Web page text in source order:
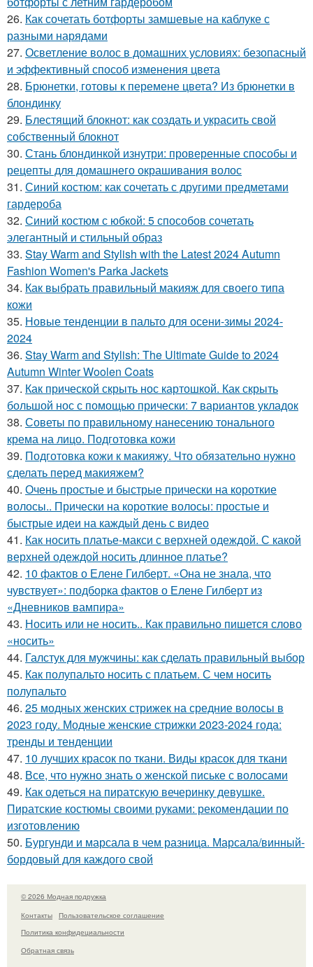
26. Как сочетать ботфорты замшевые на каблуке с
разными нарядами
27. Осветление волос в домашних условиях: безопасный
и эффективный способ изменения цвета
28. Брюнетки, готовы к перемене цвета? Из брюнетки в
блондинку
29. Блестящий блокнот: как создать и украсить свой
собственный блокнот
30. Стань блондинкой изнутри: проверенные способы и
рецепты для домашнего окрашивания волос
31. Синий костюм: как сочетать с другими предметами
гардероба
32. Синий костюм с юбкой: 5 способов сочетать
элегантный и стильный образ
33. Stay Warm and Stylish with the Latest 2024 Autumn
Fashion Women's Parka Jackets
34. Как выбрать правильный макияж для своего типа
кожи
35. Новые тенденции в пальто для осени-зимы 2024-
2024
36. Stay Warm and Stylish: The Ultimate Guide to 2024
Autumn Winter Woolen Coats
37. Как прической скрыть нос картошкой. Как скрыть
большой нос с помощью прически: 7 вариантов укладок
38. Советы по правильному нанесению тонального
крема на лицо. Подготовка кожи
39. Подготовка кожи к макияжу. Что обязательно нужно
сделать перед макияжем?
40. Очень простые и быстрые прически на короткие
волосы.. Прически на короткие волосы: простые и
быстрые идеи на каждый день с видео
41. Как носить платье-макси с верхней одеждой. С какой
верхней одеждой носить длинное платье?
42. 10 фактов о Елене Гилберт. «Она не знала, что
чувствует»: подборка фактов о Елене Гилберт из
«Дневников вампира»
43. Носить или не носить.. Как правильно пишется слово
«носить»
44. Галстук для мужчины: как сделать правильный выбор
45. Как полупальто носить с платьем. С чем носить
полупальто
46. 25 модных женских стрижек на средние волосы в
2023 году. Модные женские стрижки 2023-2024 года:
тренды и тенденции
47. 10 лучших красок по ткани. Виды красок для ткани
48. Все, что нужно знать о женской письке с волосами
49. Как одеться на пиратскую вечеринку девушке.
Пиратские костюмы своими руками: рекомендации по
изготовлению
50. Бургунди и марсала в чем разница. Марсала/винный-
бордовый для каждого свой
© 2026 Модная подружка
Контакты
Пользовательское соглашение
Политика конфидециальности
Обратная связь